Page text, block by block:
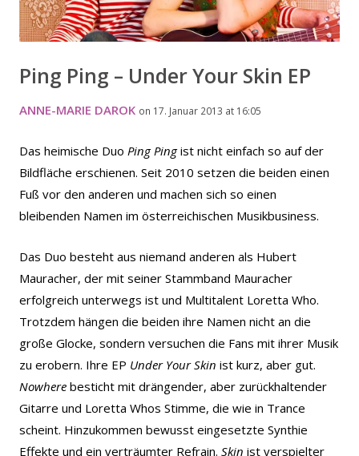
Ping Ping – Under Your Skin EP
ANNE-MARIE DAROK on 17. Januar 2013 at 16:05
Das heimische Duo Ping Pingist nicht einfach so auf der
Bildfläche erschienen. Seit 2010 setzen die beiden einen
Fuß vor den anderen und machen sich so einen
bleibenden Namen im österreichischen Musikbusiness.
Das Duo besteht aus niemand anderen als Hubert
Mauracher, der mit seiner Stammband Mauracher
erfolgreich unterwegs ist und Multitalent Loretta Who.
Trotzdem hängen die beiden ihre Namen nicht an die
große Glocke, sondern versuchen die Fans mit ihrer Musik
zu erobern. Ihre EP Under Your Skin ist kurz, aber gut.
Nowhere besticht mit drängender, aber zurückhaltender
Gitarre und Loretta Whos Stimme, die wie in Trance
scheint. Hinzukommen bewusst eingesetzte Synthie
Effekte und ein verträumter Refrain. Skin ist verspielter